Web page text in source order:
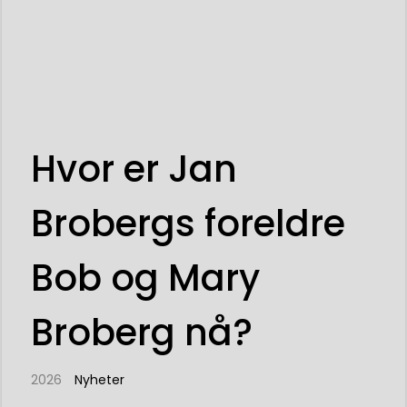
Hvor er Jan
Brobergs foreldre
Bob og Mary
Broberg nå?
2026 Nyheter